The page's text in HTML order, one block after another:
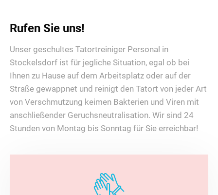
Rufen Sie uns!
Unser geschultes Tatortreiniger Personal in
Stockelsdorf ist für jegliche Situation, egal ob bei
Ihnen zu Hause auf dem Arbeitsplatz oder auf der
Straße gewappnet und reinigt den Tatort von jeder Art
von Verschmutzung keimen Bakterien und Viren mit
anschließender Geruchsneutralisation. Wir sind 24
Stunden von Montag bis Sonntag für Sie erreichbar!